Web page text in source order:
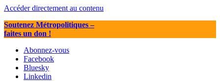
Accéder directement au contenu
Soutenez Métropolitiques–
faites un don !
Abonnez-vous
Facebook
Bluesky
Linkedin